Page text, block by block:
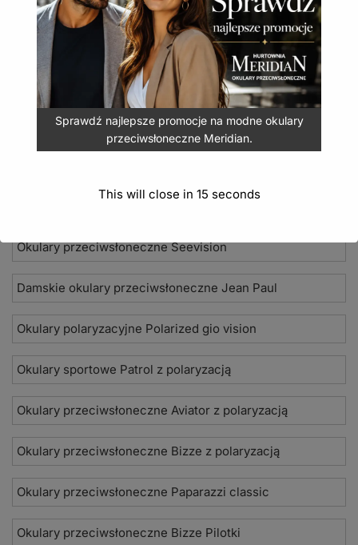
Okulary przeciwsłoneczne Mosquito MQ-159B
7,99zł (9,83 z VAT)
DODAJ DO KOSZYKA
Okulary przeciwsłoneczne Seevision
Damskie okulary przeciwsłoneczne Jean Paul
Okulary polaryzacyjne Polarized gio vision
Okulary sportowe Patrol z polaryzacją
Okulary przeciwsłoneczne Aviator z polaryzacją
Okulary przeciwsłoneczne Bizze z polaryzacją
Okulary przeciwsłoneczne Paparazzi classic
Okulary przeciwsłoneczne Bizze Pilotki
Sprawdź najlepsze promocje na modne okulary
przeciwsłoneczne Meridian.
This will close in 14 seconds